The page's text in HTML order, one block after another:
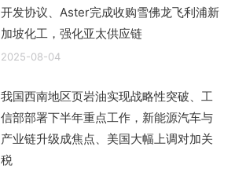
开发协议、Aster完成收购雪佛龙飞利浦新
加坡化工，强化亚太供应链
2025-08-04
我国西南地区页岩油实现战略性突破、工
信部部署下半年重点工作，新能源汽车与
产业链升级成焦点、美国大幅上调对加关
税